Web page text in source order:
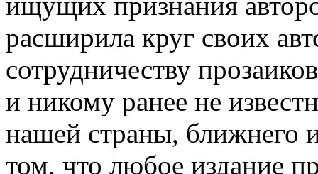
расширила круг своих
сотрудничеству
и никому ранее не
нашей страны, ближнего
том, что любое издание